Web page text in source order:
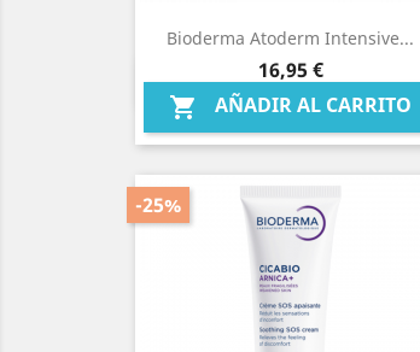
Bioderma Atoderm Intensive...
Precio
16,95 €
 AÑADIR AL CARRITO
Vista rápida
-25%